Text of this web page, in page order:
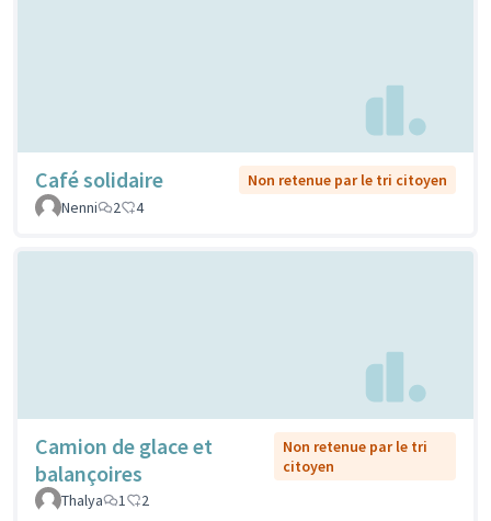
Café solidaire
Non retenue par le tri citoyen
Nenni
2 4
Camion de glace et
balançoires
Non retenue par le tri
citoyen
Thalya
1 2